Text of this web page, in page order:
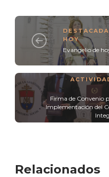
DESTACADA
HOY
Evangelio de
Firma de Convenio
Implementación del
Relacionados